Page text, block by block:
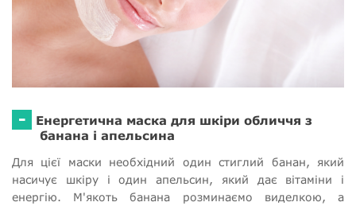
-
Енергетична маска для шкіри обличчя з
банана і апельсина
Для цієї маски необхідний один стиглий банан, який
насичує шкіру і один апельсин, який дає вітаміни і
енергію. М'якоть банана розминаємо виделкою, а